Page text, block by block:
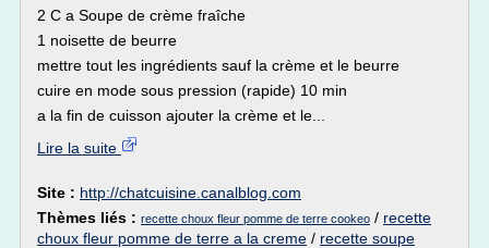
2 C a Soupe de crème fraîche
1 noisette de beurre
mettre tout les ingrédients sauf la crème et le beurre
cuire en mode sous pression (rapide) 10 min
a la fin de cuisson ajouter la crème et le...
Lire la suite
Site : http://chatcuisine.canalblog.com
Thèmes liés : recette choux fleur pomme de terre cookeo / recette
choux fleur pomme de terre a la creme / recette soupe